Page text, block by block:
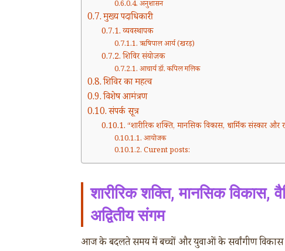
अनुशासन
मुख्य पदाधिकारी
व्यवस्थापक
ऋषिपाल आर्य (खरड़)
शिविर संयोजक
आचार्य डॉ. कपिल मलिक
शिविर का महत्व
विशेष आमंत्रण
संपर्क सूत्र
“शारीरिक शक्ति, मानसिक विकास, धार्मिक संस्कार और
आयोजक
Curent posts:
शारीरिक शक्ति, मानसिक विकास,
अद्वितीय संगम
आज के बदलते समय में बच्चों और युवाओं के सर्वांगीण